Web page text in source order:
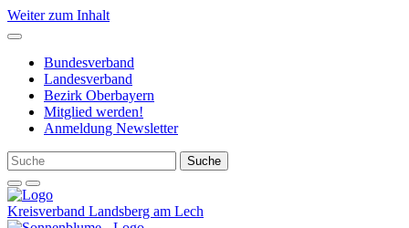
Weiter zum Inhalt
Bundesverband
Landesverband
Bezirk Oberbayern
Mitglied werden!
Anmeldung Newsletter
Kreisverband Landsberg am Lech